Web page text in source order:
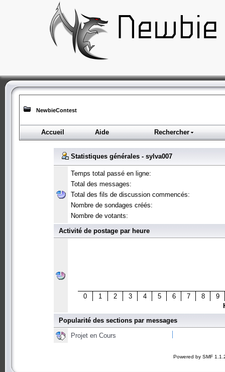
NewbieContest
Accueil Aide Rechercher
Statistiques générales - sylva007
Temps total passé en ligne:
Total des messages:
Total des fils de discussion commencés:
Nombre de sondages créés:
Nombre de votants:
Activité de postage par heure
0 1 2 3 4 5 6 7 8
9
Popularité des sections par messages
Projet en Cours
Powered by SMF